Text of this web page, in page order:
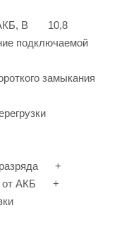
АКБ, В 10,8
подключаемой
замыкания
разряда +
от АКБ +